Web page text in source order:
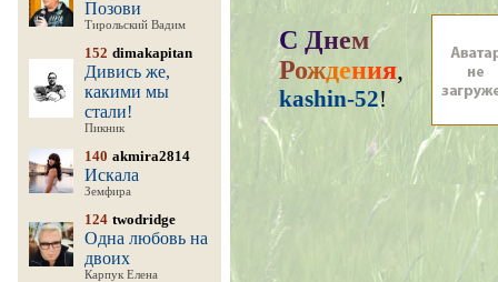
Позови
Тирольский Вадим
152 dimakapitan
Дивись же,
какими мы
стали!
Пикник
140 akmira2814
Искала
Земфира
124 twodridge
Одна любовь на
двоих
Карпук Елена
С Днем
Рождения,
kashin-52!